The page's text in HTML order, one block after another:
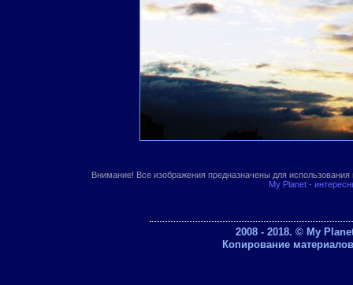
Внимание! Все изображения предназначены для
My Planet -
2008 - 2018. © My
Копирование